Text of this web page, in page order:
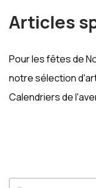
Articles
Pour les fêtes de
notre sélection
Calendriers de